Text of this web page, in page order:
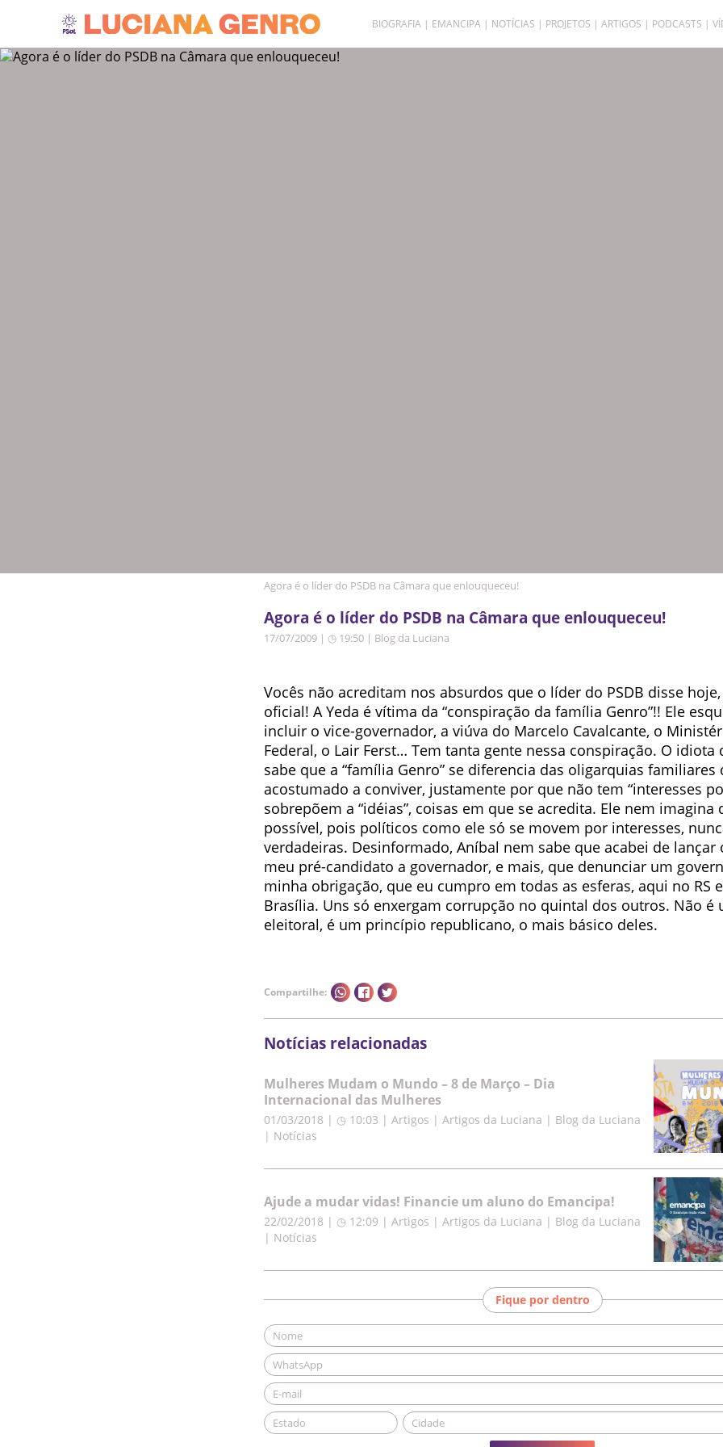
BIOGRAFIA EMANCIPA NOTÍCIAS PROJETOS ARTIGOS PODCASTS
Agora é o líder do PSDB na Câmara que enlouqueceu!
Agora é o líder do PSDB na Câmara que enlouqueceu!
17/07/2009 | ◷ 19:50 | Blog da Luciana
Vocês não acreditam nos absurdos que o líder do PSDB disse
oficial! A Yeda é vítima da “conspiração da família Genro”!! Ele
incluir o vice-governador, a viúva do Marcelo Cavalcante, o
Federal, o Lair Ferst… Tem tanta gente nessa conspiração. O idiota
sabe que a “família Genro” se diferencia das oligarquias familiares
acostumado a conviver, justamente por que não tem “interesses
sobrepõem a “idéias”, coisas em que se acredita. Ele nem imagina
possível, pois políticos como ele só se movem por interesses,
verdadeiras. Desinformado, Aníbal nem sabe que acabei de lançar
meu pré-candidato a governador, e mais, que denunciar um
minha obrigação, que eu cumpro em todas as esferas, aqui no RS
Brasília. Uns só enxergam corrupção no quintal dos outros. Não é
eleitoral, é um princípio republicano, o mais básico deles.
Compartilhe:
Notícias relacionadas
Mulheres Mudam o Mundo – 8 de Março – Dia
Internacional das Mulheres
01/03/2018 | ◷ 10:03 | Artigos | Artigos da Luciana | Blog da Luciana
| Notícias
Ajude a mudar vidas! Financie um aluno do Emancipa!
22/02/2018 | ◷ 12:09 | Artigos | Artigos da Luciana | Blog da Luciana
| Notícias
Fique por dentro